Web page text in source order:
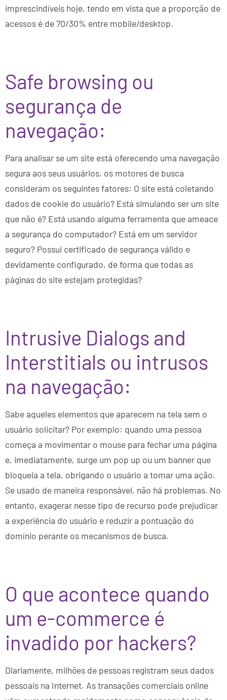
imprescindíveis hoje, tendo em vista que a proporção de
acessos é de 70/30% entre mobile/desktop.
Safe browsing ou
segurança de
navegação:
Para analisar se um site está oferecendo uma navegação
segura aos seus usuários, os motores de busca
consideram os seguintes fatores: O site está coletando
dados de cookie do usuário? Está simulando ser um site
que não é? Está usando alguma ferramenta que ameace
a segurança do computador? Está em um servidor
seguro? Possui certificado de segurança válido e
devidamente configurado, de forma que todas as
páginas do site estejam protegidas?
Intrusive Dialogs and
Interstitials ou intrusos
na navegação:
Sabe aqueles elementos que aparecem na tela sem o
usuário solicitar? Por exemplo: quando uma pessoa
começa a movimentar o mouse para fechar uma página
e, imediatamente, surge um pop up ou um banner que
bloqueia a tela, obrigando o usuário a tomar uma ação.
Se usado de maneira responsável, não há problemas. No
entanto, exagerar nesse tipo de recurso pode prejudicar
a experiência do usuário e reduzir a pontuação do
domínio perante os mecanismos de busca.
O que acontece quando
um e-commerce é
invadido por hackers?
Diariamente, milhões de pessoas registram seus dados
pessoais na Internet. As transações comerciais online